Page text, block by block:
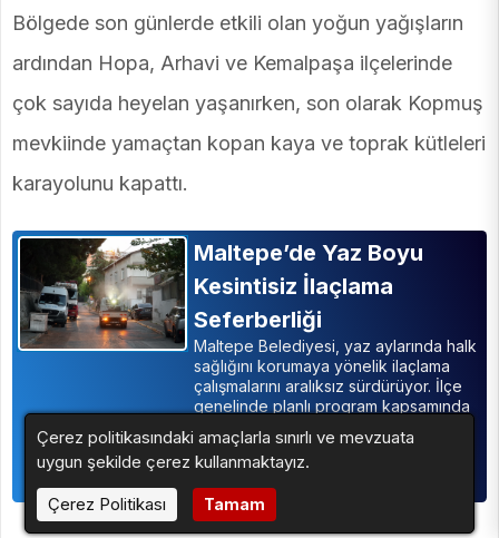
Bölgede son günlerde etkili olan yoğun yağışların
ardından Hopa, Arhavi ve Kemalpaşa ilçelerinde
çok sayıda heyelan yaşanırken, son olarak Kopmuş
mevkiinde yamaçtan kopan kaya ve toprak kütleleri
karayolunu kapattı.
Maltepe’de Yaz Boyu
Kesintisiz İlaçlama
Seferberliği
Maltepe Belediyesi, yaz aylarında halk
sağlığını korumaya yönelik ilaçlama
çalışmalarını aralıksız sürdürüyor. İlçe
genelinde planlı program kapsamında
son olarak Feyzullah ve Gülsuyu
mahallelerinde kapsamlı ilaçlama
gerçekleştirildi.
Çerez politikasındaki amaçlarla sınırlı ve mevzuata
uygun şekilde çerez kullanmaktayız.
Çerez Politikası
Tamam